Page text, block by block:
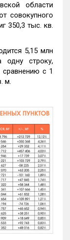
области
совокупного
350,3 тыс. кв.
5,15 млн
одну строку,
сравнению с 1
м.